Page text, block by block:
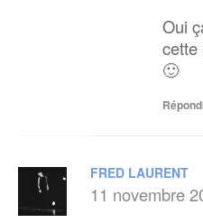
Oui
cette
🙂
FRED LAURENT
11 novembre